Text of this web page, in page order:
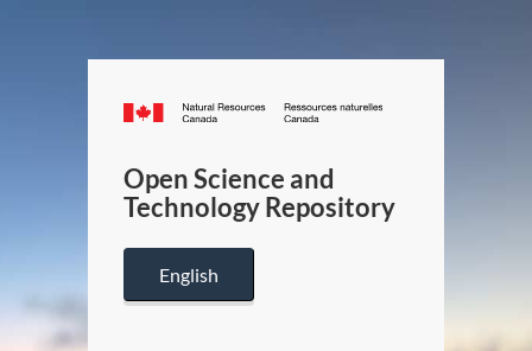
Canada.ca
/
Canada
Open Science and
Technology Repository
English